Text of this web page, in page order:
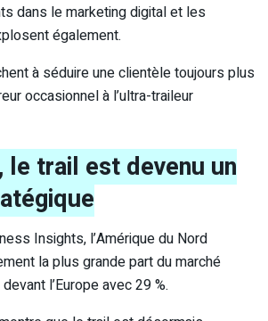
dans le marketing digital et les
également.
à séduire une clientèle toujours plus
occasionnel à l’ultra-traileur
le trail est devenu un
Insights, l’Amérique du Nord
la plus grande part du marché
l’Europe avec 29 %.